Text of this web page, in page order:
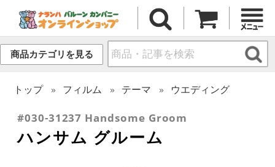
商品カテゴリを見る
トップ フィルム テーマ ウエディング
#030-31237 Handsome Groom
ハンサム グルーム